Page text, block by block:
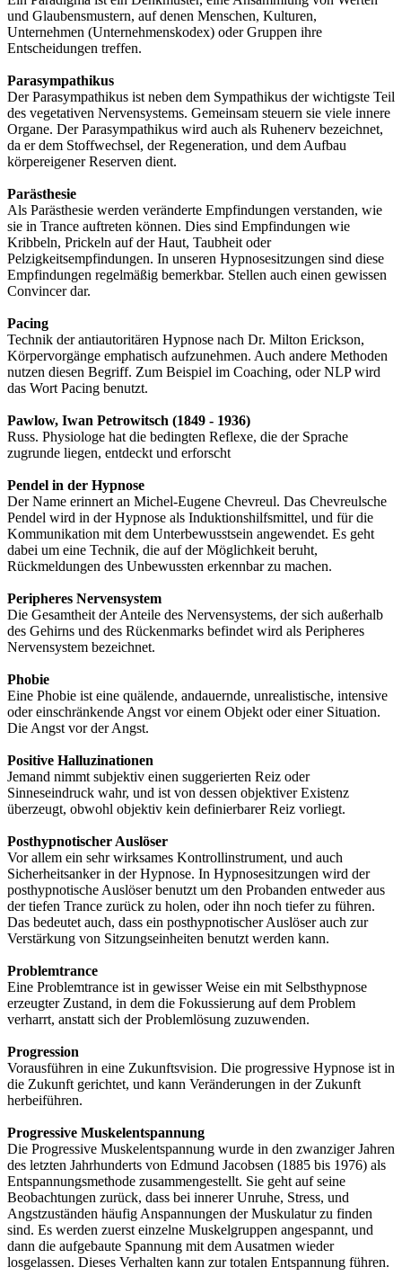
und Glaubensmustern, auf denen Menschen, Kulturen,
Unternehmen (Unternehmenskodex) oder Gruppen ihre
Entscheidungen treffen.
Parasympathikus
Der Parasympathikus ist neben dem Sympathikus der wichtigste Teil
des vegetativen Nervensystems. Gemeinsam steuern sie viele innere
Organe. Der Parasympathikus wird auch als Ruhenerv bezeichnet,
da er dem Stoffwechsel, der Regeneration, und dem Aufbau
körpereigener Reserven dient.
Parästhesie
Als Parästhesie werden veränderte Empfindungen verstanden, wie
sie in Trance auftreten können. Dies sind Empfindungen wie
Kribbeln, Prickeln auf der Haut, Taubheit oder
Pelzigkeitsempfindungen. In unseren Hypnosesitzungen sind diese
Empfindungen regelmäßig bemerkbar. Stellen auch einen gewissen
Convincer dar.
Pacing
Technik der antiautoritären Hypnose nach Dr. Milton Erickson,
Körpervorgänge emphatisch aufzunehmen. Auch andere Methoden
nutzen diesen Begriff. Zum Beispiel im Coaching, oder NLP wird
das Wort Pacing benutzt.
Pawlow, Iwan Petrowitsch (1849 - 1936)
Russ. Physiologe hat die bedingten Reflexe, die der Sprache
zugrunde liegen, entdeckt und erforscht
Pendel in der Hypnose
Der Name erinnert an Michel-Eugene Chevreul. Das Chevreulsche
Pendel wird in der Hypnose als Induktionshilfsmittel, und für die
Kommunikation mit dem Unterbewusstsein angewendet. Es geht
dabei um eine Technik, die auf der Möglichkeit beruht,
Rückmeldungen des Unbewussten erkennbar zu machen.
Peripheres Nervensystem
Die Gesamtheit der Anteile des Nervensystems, der sich außerhalb
des Gehirns und des Rückenmarks befindet wird als Peripheres
Nervensystem bezeichnet.
Phobie
Eine Phobie ist eine quälende, andauernde, unrealistische, intensive
oder einschränkende Angst vor einem Objekt oder einer Situation.
Die Angst vor der Angst.
Positive Halluzinationen
Jemand nimmt subjektiv einen suggerierten Reiz oder
Sinneseindruck wahr, und ist von dessen objektiver Existenz
überzeugt, obwohl objektiv kein definierbarer Reiz vorliegt.
Posthypnotischer Auslöser
Vor allem ein sehr wirksames Kontrollinstrument, und auch
Sicherheitsanker in der Hypnose. In Hypnosesitzungen wird der
posthypnotische Auslöser benutzt um den Probanden entweder aus
der tiefen Trance zurück zu holen, oder ihn noch tiefer zu führen.
Das bedeutet auch, dass ein posthypnotischer Auslöser auch zur
Verstärkung von Sitzungseinheiten benutzt werden kann.
Problemtrance
Eine Problemtrance ist in gewisser Weise ein mit Selbsthypnose
erzeugter Zustand, in dem die Fokussierung auf dem Problem
verharrt, anstatt sich der Problemlösung zuzuwenden.
Progression
Vorausführen in eine Zukunftsvision. Die progressive Hypnose ist in
die Zukunft gerichtet, und kann Veränderungen in der Zukunft
herbeiführen.
Progressive Muskelentspannung
Die Progressive Muskelentspannung wurde in den zwanziger Jahren
des letzten Jahrhunderts von Edmund Jacobsen (1885 bis 1976) als
Entspannungsmethode zusammengestellt. Sie geht auf seine
Beobachtungen zurück, dass bei innerer Unruhe, Stress, und
Angstzuständen häufig Anspannungen der Muskulatur zu finden
sind. Es werden zuerst einzelne Muskelgruppen angespannt, und
dann die aufgebaute Spannung mit dem Ausatmen wieder
losgelassen. Dieses Verhalten kann zur totalen Entspannung führen.